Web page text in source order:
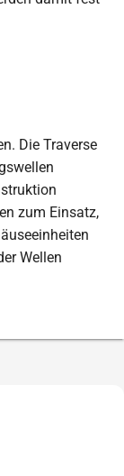
Die Traverse
zum Einsatz,
Wellen